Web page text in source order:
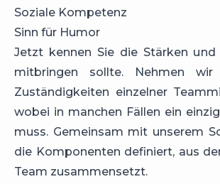
Soziale Kompetenz
Sinn für Humor
Jetzt kennen Sie die Stärken
mitbringen sollte. Nehmen
Zuständigkeiten einzelner
wobei in manchen Fällen ein
muss. Gemeinsam mit unserem
die Komponenten definiert, aus
Team zusammensetzt.